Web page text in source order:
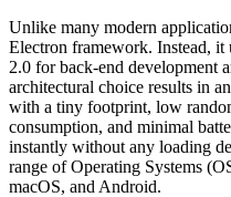
Unlike many modern
Electron framework. Instead,
2.0 for back-end development
architectural choice results in
with a tiny footprint, low
consumption, and minimal
instantly without any loading
range of Operating Systems
macOS, and Android.